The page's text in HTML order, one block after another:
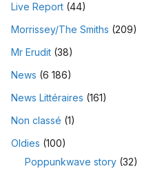
Live Report (44)
Morrissey/The Smiths (209)
Mr Erudit (38)
News (6 186)
News Littéraires (161)
Non classé (1)
Oldies (100)
Poppunkwave story (32)